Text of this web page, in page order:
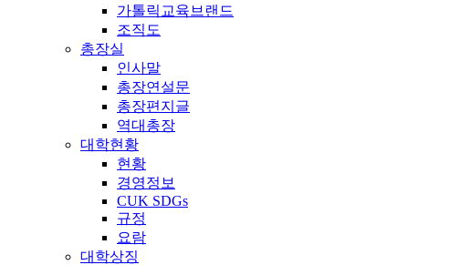
가톨릭교육브랜드
조직도
총장실
인사말
총장연설문
총장편지글
역대총장
대학현황
현황
경영정보
CUK SDGs
규정
요람
대학상징